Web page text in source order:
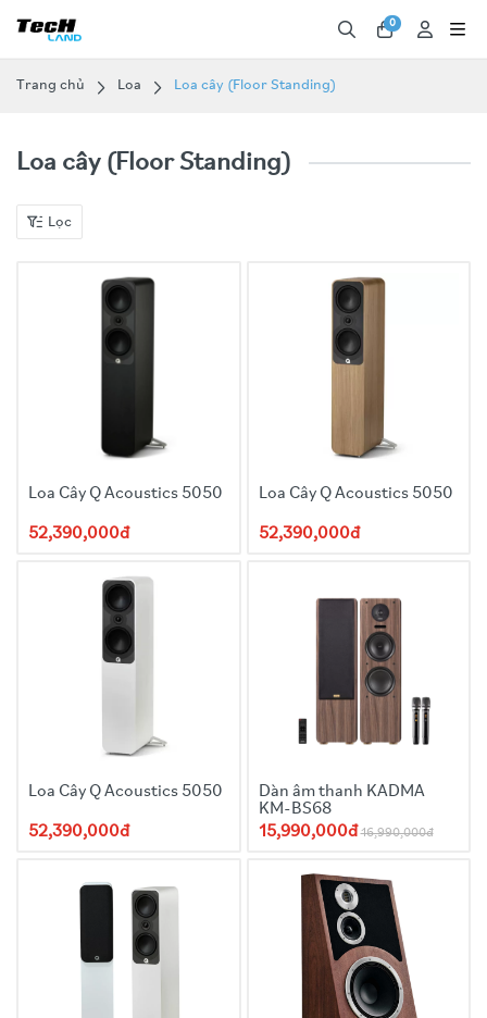
0
Trang chủ Loa Loa cây (Floor Standing)
Loa cây (Floor Standing)
Lọc
Loa Cây Q Acoustics 5050
52,390,000đ
Loa Cây Q Acoustics 5050
52,390,000đ
Loa Cây Q Acoustics 5050
52,390,000đ
Dàn âm thanh KADMA
KM-BS68
15,990,000đ 16,990,000đ